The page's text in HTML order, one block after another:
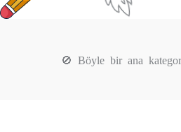
🚫 Böyle bir ana